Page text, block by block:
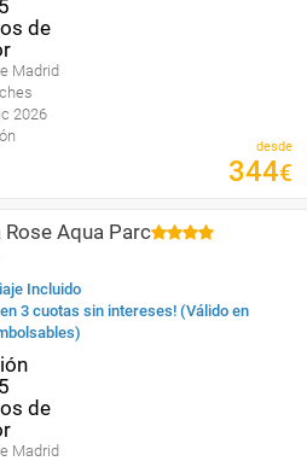
Madrid
2026
desde
344€
Rose Aqua Parc
Incluido
en 3 cuotas sin intereses! (Válido en
Madrid